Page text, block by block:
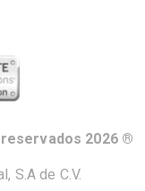
2026 ®
S.A de C.V.